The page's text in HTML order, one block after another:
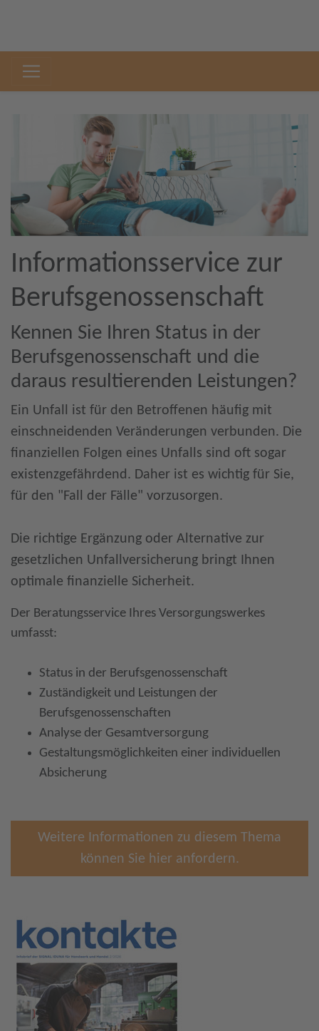
Informationsservice zur
Berufsgenossenschaft
Kennen Sie Ihren Status in der
Berufsgenossenschaft und die
daraus resultierenden Leistungen?
Ein Unfall ist für den Betroffenen häufig mit
einschneidenden Veränderungen verbunden. Die
finanziellen Folgen eines Unfalls sind oft sogar
existenzgefährdend. Daher ist es wichtig für Sie,
für den "Fall der Fälle" vorzusorgen.
Die richtige Ergänzung oder Alternative zur
gesetzlichen Unfallversicherung bringt Ihnen
optimale finanzielle Sicherheit.
Der Beratungsservice Ihres Versorgungswerkes
umfasst:
Status in der Berufsgenossenschaft
Zuständigkeit und Leistungen der
Berufsgenossenschaften
Analyse der Gesamtversorgung
Gestaltungsmöglichkeiten einer individuellen
Absicherung
Weitere Informationen zu diesem Thema
können Sie hier anfordern.